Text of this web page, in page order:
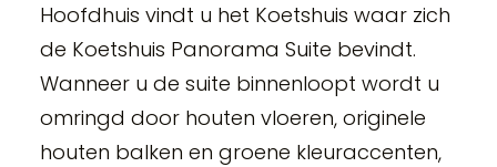
Hoofdhuis vindt u het Koetshuis waar zich
de Koetshuis Panorama Suite bevindt.
Wanneer u de suite binnenloopt wordt u
omringd door houten vloeren, originele
houten balken en groene kleuraccenten,